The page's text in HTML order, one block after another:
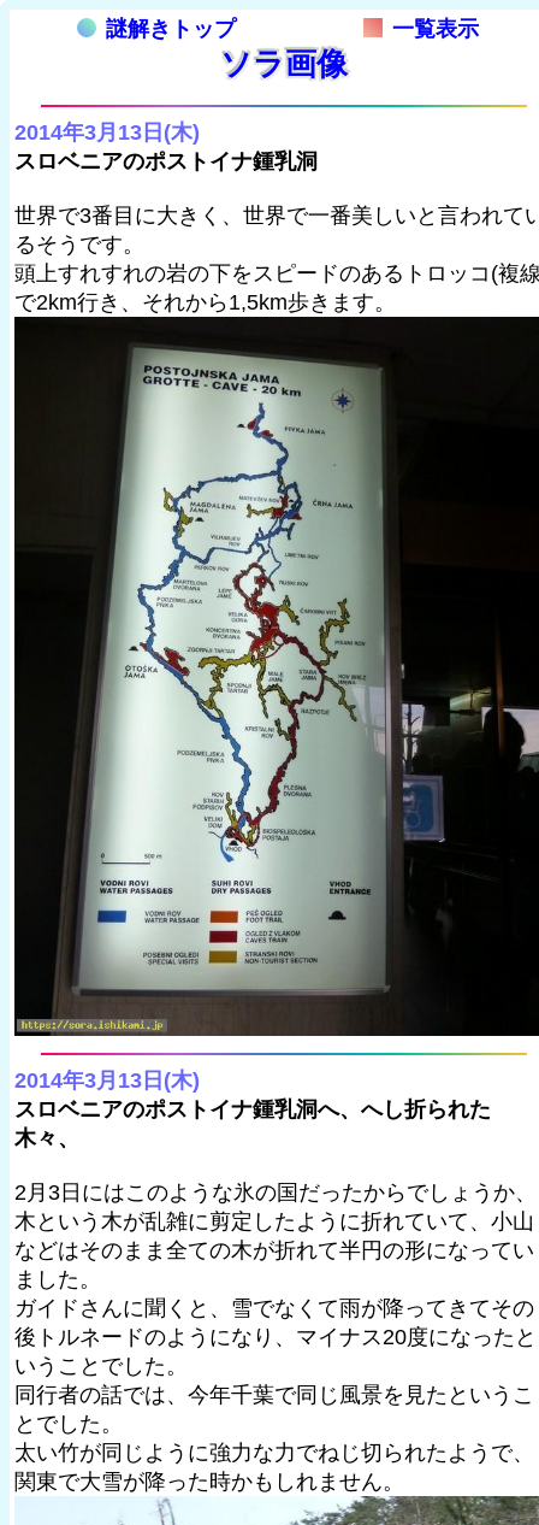
謎解きトップ 一覧表示
ソラ画像
2014年3月13日(木)
スロベニアのポストイナ鍾乳洞
世界で3番目に大きく、世界で一番美しいと言われて
るそうです。
頭上すれすれの岩の下をスピードのあるトロッコ(複
で2km行き、それから1,5km歩きます。
2014年3月13日(木)
スロベニアのポストイナ鍾乳洞へ、へし折られた
木々、
2月3日にはこのような氷の国だったからでしょうか、
木という木が乱雑に剪定したように折れていて、小山
などはそのまま全ての木が折れて半円の形になってい
ました。
ガイドさんに聞くと、雪でなくて雨が降ってきてその
後トルネードのようになり、マイナス20度になったと
いうことでした。
同行者の話では、今年千葉で同じ風景を見たというこ
とでした。
太い竹が同じように強力な力でねじ切られたようで、
関東で大雪が降った時かもしれません。